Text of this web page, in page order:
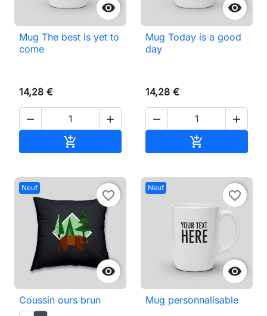

Mug The best is yet to
come
14,28 €
 


Mug Today is a good
day
14,28 €
 

Neuf

favorite_border
Coussin ours brun
Neuf

favorite_border
Mug personnalisable